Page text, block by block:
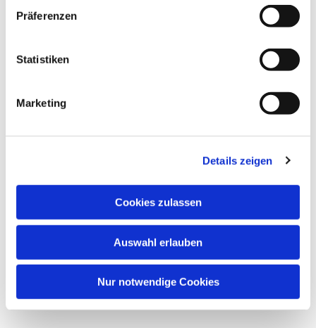
Präferenzen
Statistiken
Marketing
Details zeigen
Cookies zulassen
Auswahl erlauben
Nur notwendige Cookies